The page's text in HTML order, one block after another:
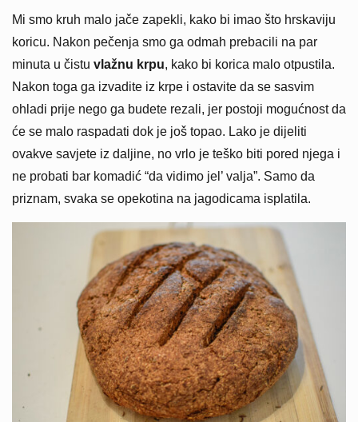
Mi smo kruh malo jače zapekli, kako bi imao što hrskaviju
koricu. Nakon pečenja smo ga odmah prebacili na par
minuta u čistu vlažnu krpu, kako bi korica malo otpustila.
Nakon toga ga izvadite iz krpe i ostavite da se sasvim
ohladi prije nego ga budete rezali, jer postoji mogućnost da
će se malo raspadati dok je još topao. Lako je dijeliti
ovakve savjete iz daljine, no vrlo je teško biti pored njega i
ne probati bar komadić “da vidimo jel’ valja”. Samo da
priznam, svaka se opekotina na jagodicama isplatila.